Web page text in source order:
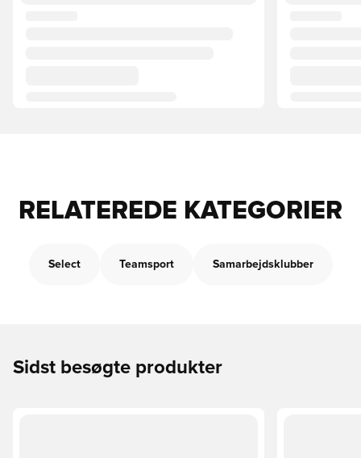
RELATEREDE KATEGORIER
Select Teamsport Samarbejdsklubber
Sidst besøgte produkter